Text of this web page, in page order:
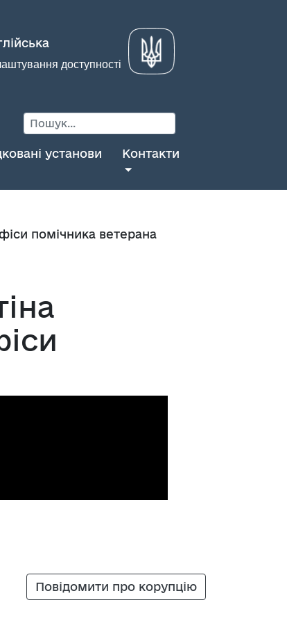
доступності
установи Контакти
помічника ветерана
Повідомити про корупцію